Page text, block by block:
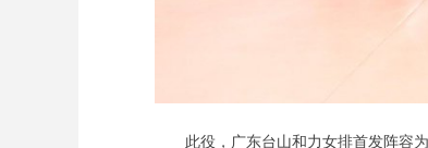
此役，广东台山和力女排首发阵容为